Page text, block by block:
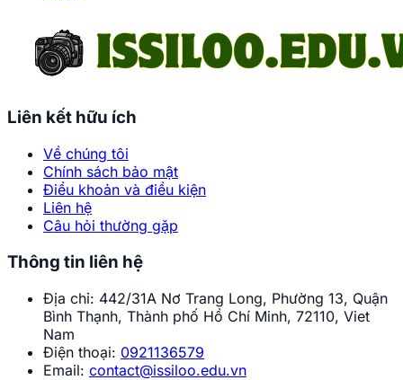
Liên kết hữu ích
Về chúng tôi
Chính sách bảo mật
Điều khoản và điều kiện
Liên hệ
Câu hỏi thường gặp
Thông tin liên hệ
Địa chỉ: 442/31A Nơ Trang Long, Phường 13, Quận
Bình Thạnh, Thành phố Hồ Chí Minh, 72110, Viet
Nam
Điện thoại: 0921136579
Email: contact@issiloo.edu.vn